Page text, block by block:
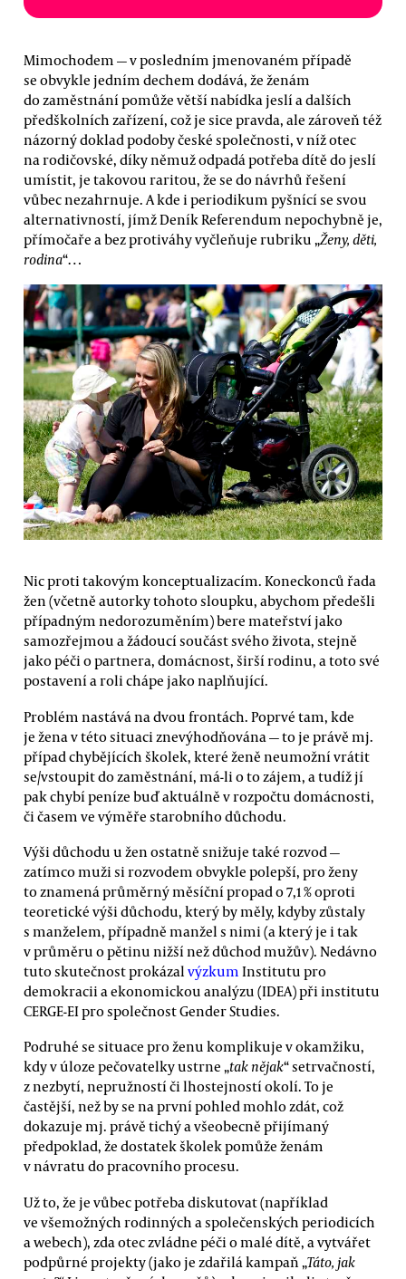
Mimochodem — v posledním jmenovaném případě
se obvykle jedním dechem dodává, že ženám
do zaměstnání pomůže větší nabídka jeslí a dalších
předškolních zařízení, což je sice pravda, ale zároveň též
názorný doklad podoby české společnosti, v níž otec
na rodičovské, díky němuž odpadá potřeba dítě do jeslí
umístit, je takovou raritou, že se do návrhů řešení
vůbec nezahrnuje. A kde i periodikum pyšnící se svou
alternativností, jímž Deník Referendum nepochybně je,
přímočaře a bez protiváhy vyčleňuje rubriku „Ženy, děti,
rodina“…
Nic proti takovým konceptualizacím. Koneckonců řada
žen (včetně autorky tohoto sloupku, abychom předešli
případným nedorozuměním) bere mateřství jako
samozřejmou a žádoucí součást svého života, stejně
jako péči o partnera, domácnost, širší rodinu, a toto své
postavení a roli chápe jako naplňující.
Problém nastává na dvou frontách. Poprvé tam, kde
je žena v této situaci znevýhodňována — to je právě mj.
případ chybějících školek, které ženě neumožní vrátit
se/vstoupit do zaměstnání, má-li o to zájem, a tudíž jí
pak chybí peníze buď aktuálně v rozpočtu domácnosti,
či časem ve výměře starobního důchodu.
Výši důchodu u žen ostatně snižuje také rozvod —
zatímco muži si rozvodem obvykle polepší, pro ženy
to znamená průměrný měsíční propad o 7,1 % oproti
teoretické výši důchodu, který by měly, kdyby zůstaly
s manželem, případně manžel s nimi (a který je i tak
v průměru o pětinu nižší než důchod mužův). Nedávno
tuto skutečnost prokázal výzkum Institutu pro
demokracii a ekonomickou analýzu (IDEA) při institutu
CERGE-EI pro společnost Gender Studies.
Podruhé se situace pro ženu komplikuje v okamžiku,
kdy v úloze pečovatelky ustrne „tak nějak“ setrvačností,
z nezbytí, nepružností či lhostejností okolí. To je
častější, než by se na první pohled mohlo zdát, což
dokazuje mj. právě tichý a všeobecně přijímaný
předpoklad, že dostatek školek pomůže ženám
v návratu do pracovního procesu.
Už to, že je vůbec potřeba diskutovat (například
ve všemožných rodinných a společenských periodicích
a webech), zda otec zvládne péči o malé dítě, a vytvářet
podpůrné projekty (jako je zdařilá kampaň „Táto, jak